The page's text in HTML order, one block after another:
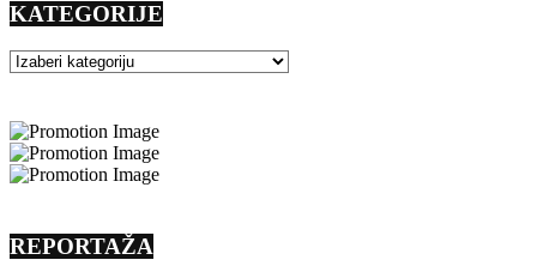
KATEGORIJE
KATEGORIJE
REPORTAŽA